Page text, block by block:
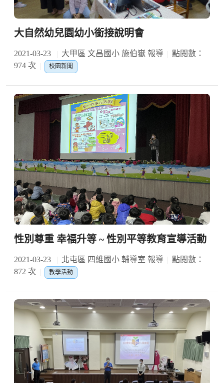
大自然幼兒園幼小銜接說明會
2021-03-23 大甲區 文昌國小 施伯嶽 報導
點閱數：
974 次
校園新聞
性別尊重 幸福升等 ~ 性別平等教育宣導活動
2021-03-23 北屯區 四維國小 輔導室 報導
點閱數：
872 次
教學活動